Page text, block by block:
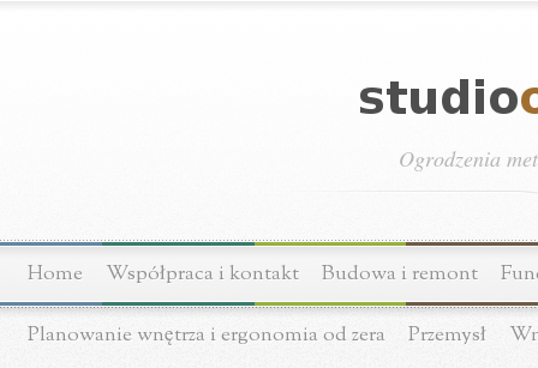
Ogrodzenia
Home Współpraca i kontakt Budowa i remont
Planowanie wnętrza i ergonomia od zera Przemysł